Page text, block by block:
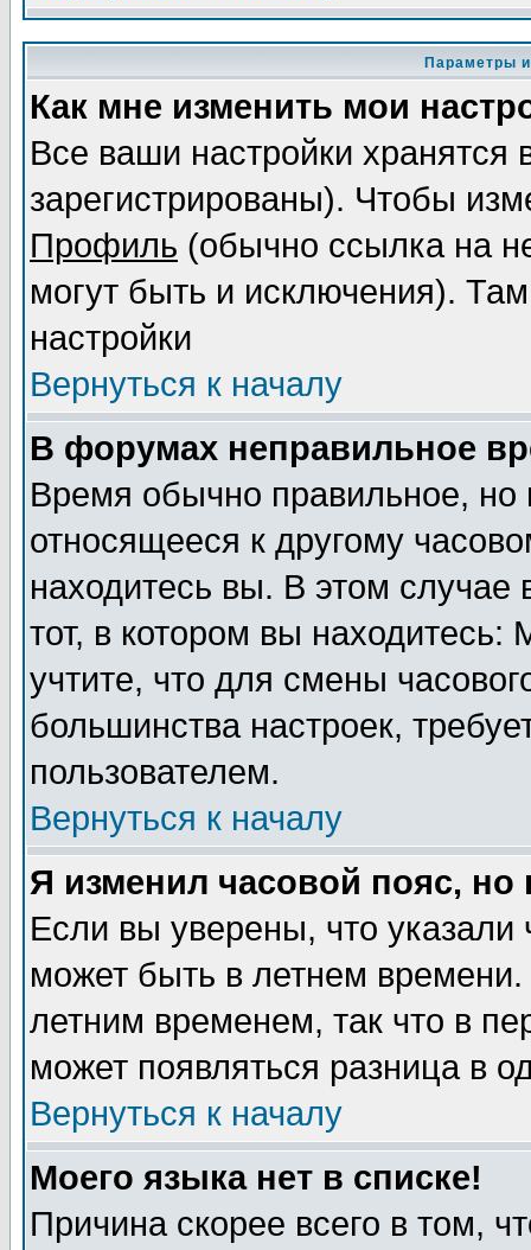
Параметры
Как мне изменить мои
Все ваши настройки
зарегистрированы). Чтобы
Профиль (обычно ссылка на
могут быть и исключения).
настройки
Вернуться к началу
В форумах неправильное
Время обычно правильное,
относящееся к другому
находитесь вы. В этом
тот, в котором вы
учтите, что для смены
большинства настроек,
пользователем.
Вернуться к началу
Я изменил часовой пояс,
Если вы уверены, что указали
может быть в летнем
летним временем, так что в
может появляться разница в
Вернуться к началу
Моего языка нет в списке!
Причина скорее всего в том,